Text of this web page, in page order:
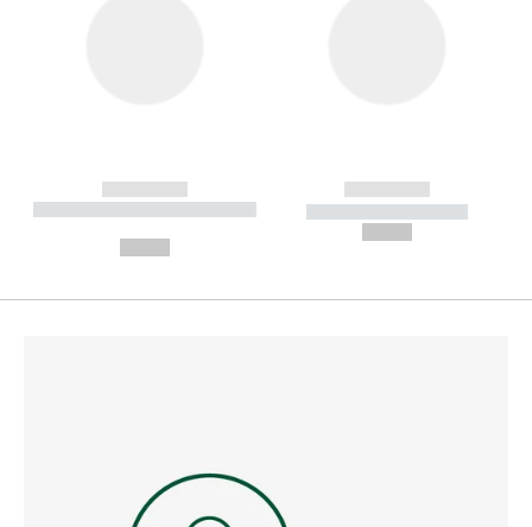
------------
----------- ----------- --------
------------
----------- -----------